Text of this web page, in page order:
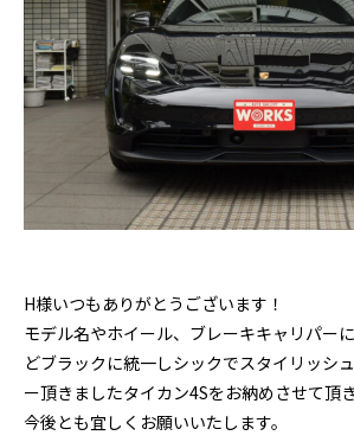
H様いつもありがとうございます！
モデル名やホイール、ブレーキキャリパー
どブラックに統一しシックでスタイリッシ
ー頂きましたタイカン4Sをお納めさせて頂
今後とも宜しくお願いいたします。